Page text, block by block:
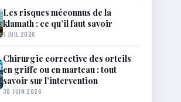
Les risques méconnus de la
klamath : ce qu’il faut savoir
1 JUIL 2026
Chirurgie corrective des orteils
en griffe ou en marteau : tout
savoir sur l’intervention
30 JUIN 2026